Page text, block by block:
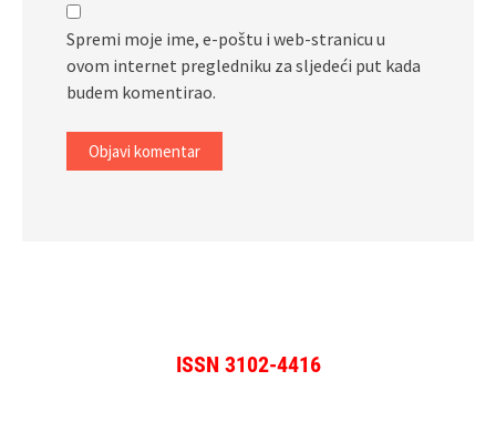
Spremi moje ime, e-poštu i web-stranicu u
ovom internet pregledniku za sljedeći put kada
budem komentirao.
ISSN 3102-4416